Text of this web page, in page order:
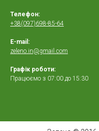
Телефон:
+38(097)698-85-64
E-mail:
zeleno.in@gmail.com
Графік роботи:
Працюємо з 07:00 до 15:30